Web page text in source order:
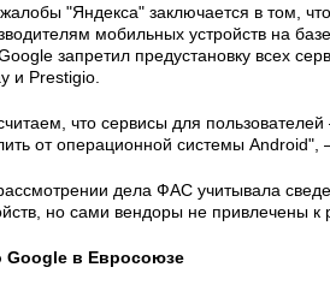
"Яндекса" заключается в том,
мобильных устройств на
запретил предустановку всех
и Prestigio.
что сервисы для
от операционной системы Android",
дела ФАС учитывала
но сами вендоры не привлечены к
Google в Евросоюзе